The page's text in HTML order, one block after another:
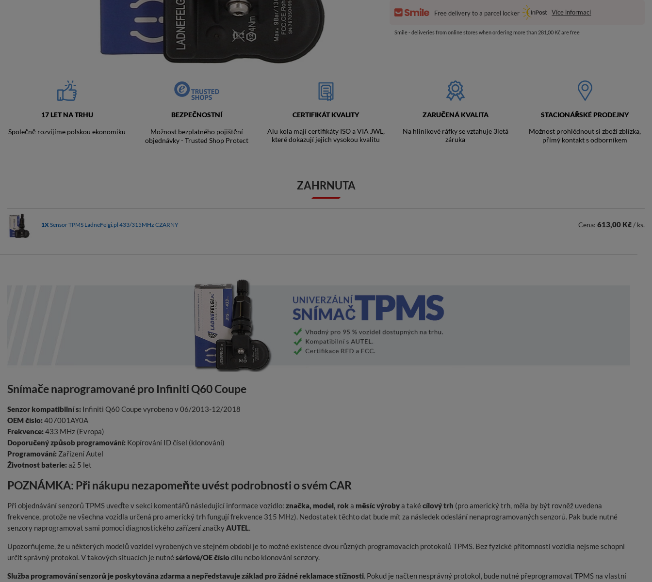
Free delivery to a parcel locker Více informací
Smile - deliveries from online stores when ordering more than 281,00 Kč are free
17 LET NA TRHU
Společně rozvíjíme polskou ekonomiku
BEZPEČNOSTNÍ
Možnost bezplatného pojištění
objednávky - Trusted Shop Protect
CERTIFIKÁT KVALITY
Alu kola mají certifikáty ISO a VIA JWL,
které dokazují jejich vysokou kvalitu
ZARUČENÁ KVALITA
Na hliníkové ráfky se vztahuje 3letá
záruka
STACIONÁŘSKÉ PRODEJNY
Možnost prohlédnout si zboží zblízka,
přímý kontakt s odborníkem
ZAHRNUTA
1X Sensor TPMS LadneFelgi.pl 433/315MHz CZARNY Cena: 613,00 Kč/ ks.
Snímače naprogramované pro Infiniti Q60 Coupe
Senzor kompatibilní s: Infiniti Q60 Coupe vyrobeno v 06/2013-12/2018
OEM číslo:407001AY0A
Frekvence:433 MHz (Evropa)
Doporučený způsob programování: Kopírování ID čísel (klonování)
Programování: Zařízení Autel
Životnost baterie:až 5 let
POZNÁMKA: Při nákupu nezapomeňte uvést podrobnosti o svém CAR
Při objednávání senzorů TPMS uveďte v sekci komentářů následující informace vozidlo: značka, model, rok a měsíc výrobya také cílový trh (pro americký trh, měla by být rovněž uvedena
frekvence, protože ne všechna vozidla určená pro americký trh fungují frekvence 315 MHz). Nedostatek těchto dat bude mít za následek odeslání nenaprogramovaných senzorů. Pak bude nutné
senzory naprogramovat sami pomocí diagnostického zařízení značkyAUTEL.
Upozorňujeme, že u některých modelů vozidel vyrobených ve stejném období je to možné existence dvou různých programovacích protokolů TPMS. Bez fyzické přítomnosti vozidla nejsme schopni
určit správný protokol. V takových situacích je nutné sériové/OE číslodílu nebo klonování senzory.
Služba programování senzorů je poskytována zdarma a nepředstavuje základ pro žádné reklamace stížnosti. Pokud je načten nesprávný protokol, bude nutné přeprogramovat TPMS na vlastní